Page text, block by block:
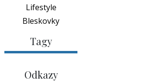
Lifestyle
Bleskovky
Tagy
Odkazy